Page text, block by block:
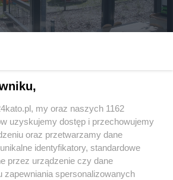
Witosa. Przyjmie w sumie
my oraz naszych 1162
uzyskujemy dostęp i przechowujemy
oraz przetwarzamy dane
identyfikatory, standardowe
przez urządzenie czy dane
zapewniania spersonalizowanych